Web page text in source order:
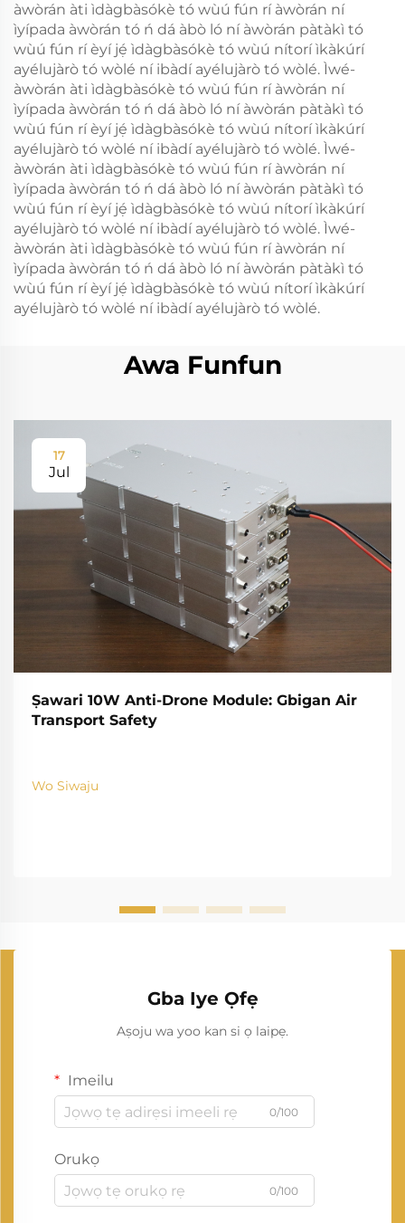
àwòrán àti ìdàgbàsókè tó wùú fún rí àwòrán ní
ìyípada àwòrán tó ń dá àbò ló ní àwòrán pàtàkì tó
wùú fún rí èyí jẹ́ ìdàgbàsókè tó wùú nítorí ìkàkúrí
ayélujàrò tó wòlé ní ibàdí ayélujàrò tó wòlé. Ìwé-
àwòrán àti ìdàgbàsókè tó wùú fún rí àwòrán ní
ìyípada àwòrán tó ń dá àbò ló ní àwòrán pàtàkì tó
wùú fún rí èyí jẹ́ ìdàgbàsókè tó wùú nítorí ìkàkúrí
ayélujàrò tó wòlé ní ibàdí ayélujàrò tó wòlé. Ìwé-
àwòrán àti ìdàgbàsókè tó wùú fún rí àwòrán ní
ìyípada àwòrán tó ń dá àbò ló ní àwòrán pàtàkì tó
wùú fún rí èyí jẹ́ ìdàgbàsókè tó wùú nítorí ìkàkúrí
ayélujàrò tó wòlé ní ibàdí ayélujàrò tó wòlé. Ìwé-
àwòrán àti ìdàgbàsókè tó wùú fún rí àwòrán ní
ìyípada àwòrán tó ń dá àbò ló ní àwòrán pàtàkì tó
wùú fún rí èyí jẹ́ ìdàgbàsókè tó wùú nítorí ìkàkúrí
ayélujàrò tó wòlé ní ibàdí ayélujàrò tó wòlé.
Awa Funfun
17
Jul
Ṣawari 10W Anti-Drone Module: Gbigan Air
Transport Safety
Wo Siwaju
Gba Iye Ọfẹ
Aṣoju wa yoo kan si ọ laipẹ.
Imeilu
0/100
Orukọ
0/100